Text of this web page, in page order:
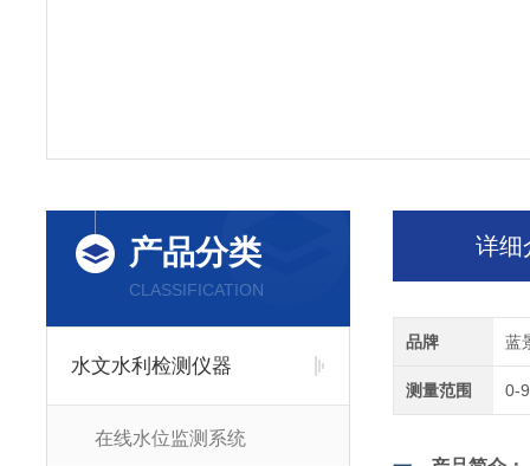
产品分类
CLASSIFICATION
水文水利检测仪器
在线水位监测系统
详细
品牌 蓝
测量范围 0-